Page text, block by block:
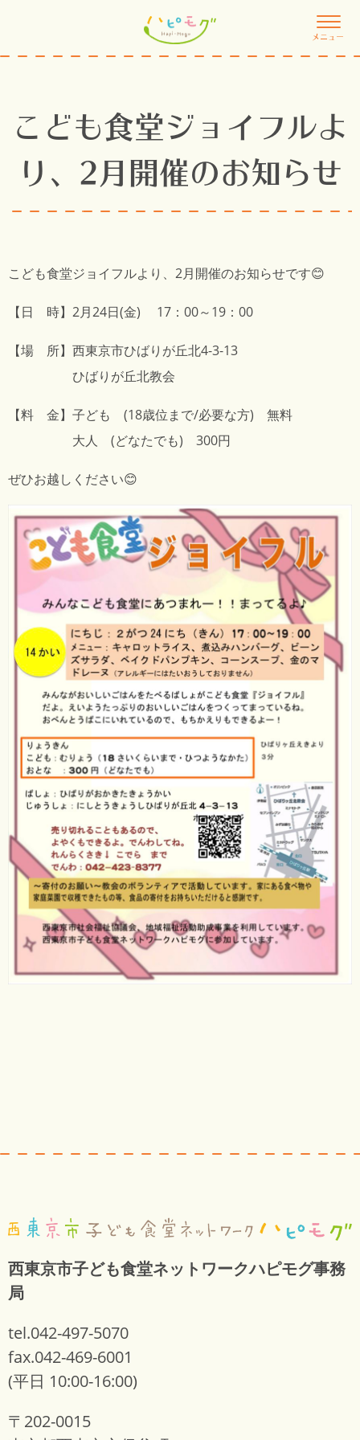
メニュー
こども食堂ジョイフルよ
り、2月開催のお知らせ
こども食堂ジョイフルより、2月開催のお知らせです😊
【日 時】2月24日(金) 17：00～19：00
【場 所】西東京市ひばりが丘北4-3-13
ひばりが丘北教会
【料 金】子ども (18歳位まで/必要な方) 無料
大人 (どなたでも) 300円
ぜひお越しください😊
西東京市子ども食堂ネットワークハピモグ事務
局
tel.042-497-5070
fax.042-469-6001
(平日 10:00-16:00)
〒202-0015